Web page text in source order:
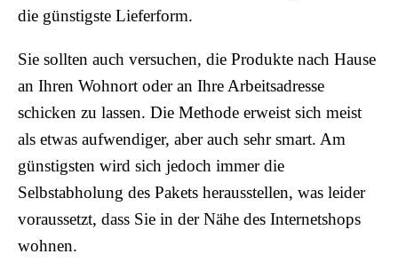
die günstigste Lieferform.
Sie sollten auch versuchen, die Produkte nach Hause
an Ihren Wohnort oder an Ihre Arbeitsadresse
schicken zu lassen. Die Methode erweist sich meist
als etwas aufwendiger, aber auch sehr smart. Am
günstigsten wird sich jedoch immer die
Selbstabholung des Pakets herausstellen, was leider
voraussetzt, dass Sie in der Nähe des Internetshops
wohnen.